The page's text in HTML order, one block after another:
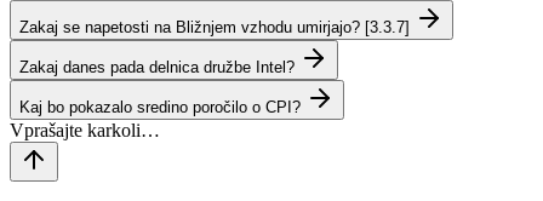
Zakaj se napetosti na Bližnjem vzhodu umirjajo? [3.3.7]
Zakaj danes pada delnica družbe Intel?
Kaj bo pokazalo sredino poročilo o CPI?